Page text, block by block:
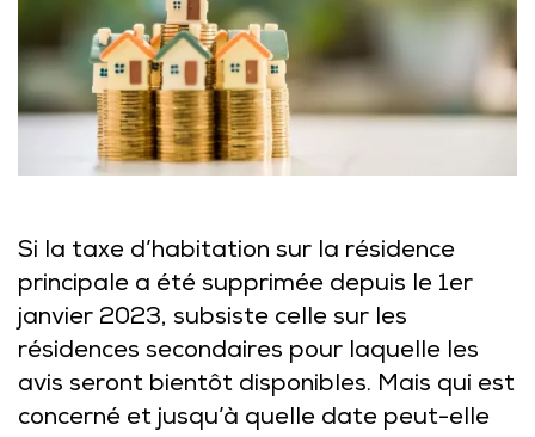
Si la taxe d’habitation sur la résidence
principale a été supprimée depuis le 1er
janvier 2023, subsiste celle sur les
résidences secondaires pour laquelle les
avis seront bientôt disponibles. Mais qui est
concerné et jusqu’à quelle date peut-elle